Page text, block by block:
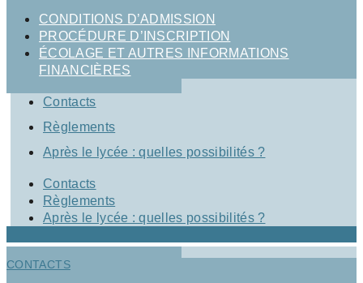
CONDITIONS D’ADMISSION
PROCÉDURE D’INSCRIPTION
ÉCOLAGE ET AUTRES INFORMATIONS
FINANCIÈRES
Contacts
Règlements
Après le lycée : quelles possibilités ?
Contacts
Règlements
Après le lycée : quelles possibilités ?
CONTACTS